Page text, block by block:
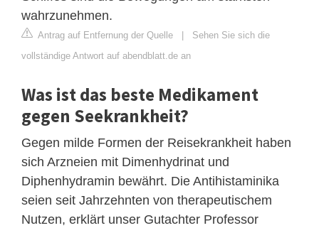
wahrzunehmen.
Antrag auf Entfernung der Quelle | Sehen Sie sich die
vollständige Antwort auf abendblatt.de an
Was ist das beste Medikament
gegen Seekrankheit?
Gegen milde Formen der Reisekrankheit haben
sich Arzneien mit Dimenhydrinat und
Diphenhydramin bewährt. Die Antihistaminika
seien seit Jahrzehnten von therapeutischem
Nutzen, erklärt unser Gutachter Professor